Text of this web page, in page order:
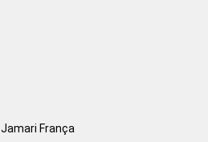
Jamari França